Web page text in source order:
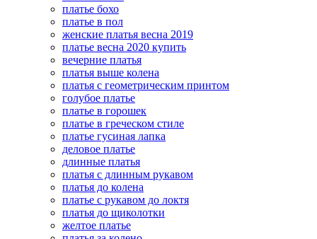
платье бохо
платье в пол
женские платья весна 2019
платье весна 2020 купить
вечерние платья
платья выше колена
платья с геометрическим принтом
голубое платье
платье в горошек
платье в греческом стиле
платье гусиная лапка
деловое платье
длинные платья
платья с длинным рукавом
платья до колена
платье с рукавом до локтя
платья до щиколотки
желтое платье